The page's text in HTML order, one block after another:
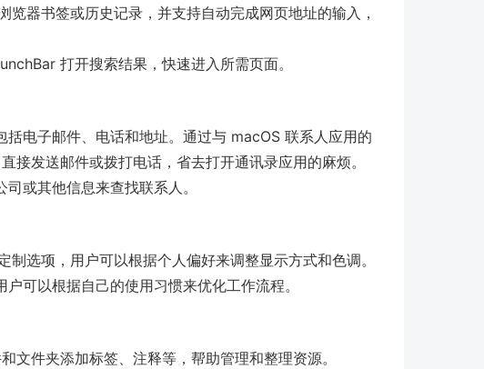
览器书签或历史记录，并支持自动完成网页地址的输入，
打开搜索结果，快速进入所需页面。
括电子邮件、电话和地址。通过与 macOS 联系人应用的
接发送邮件或拨打电话，省去打开通讯录应用的麻烦。
或其他信息来查找联系人。
选项，用户可以根据个人偏好来调整显示方式和色调。
可以根据自己的使用习惯来优化工作流程。
文件夹添加标签、注释等，帮助管理和整理资源。